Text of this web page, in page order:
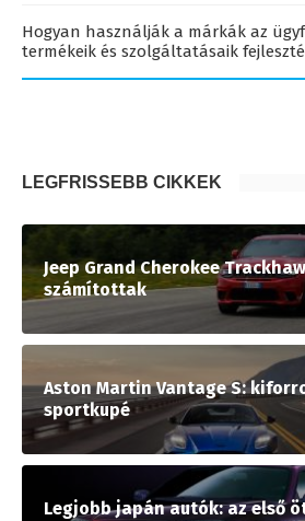
Hogyan használják a márkák az
termékeik és szolgáltatásaik
LEGFRISSEBB CIKKEK
Jeep Grand Cherokee
számítottak
Aston Martin Vantage S:
sportkupé
Legjobb japán autók: az első